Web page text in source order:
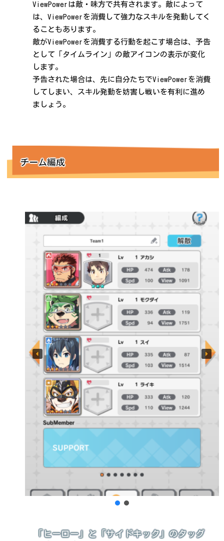
ViewPowerは敵・味方で共有されます。敵によって
は、ViewPowerを消費して強力なスキルを発動してく
ることもあります。
敵がViewPowerを消費する行動を起こす場合は、予告
として「タイムライン」の敵アイコンの表示が変化
します。
予告された場合は、先に自分たちでViewPowerを消費
してしまい、スキル発動を妨害し戦いを有利に進め
ましょう。
チーム編成
「ヒーロー」と「サイドキック」のタッグ